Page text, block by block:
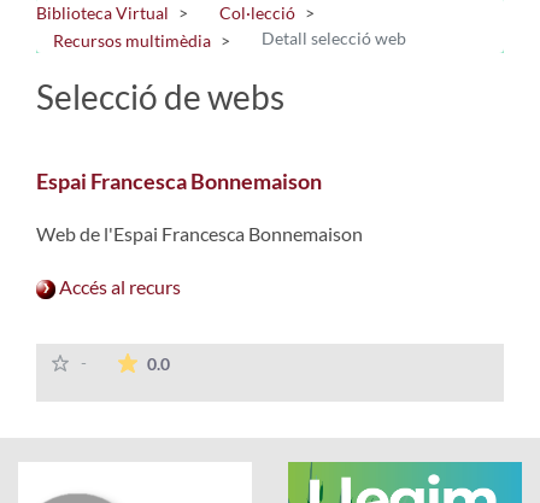
Biblioteca Virtual
Col·lecció
Recursos multimèdia
Detall selecció web
Selecció de webs
Espai Francesca Bonnemaison
Web de l'Espai Francesca Bonnemaison
Accés al recurs
- 0.0La mitjana de les valoracions és de 0 estrelles